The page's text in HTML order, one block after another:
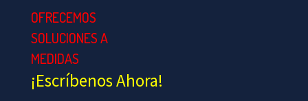
OFRECEMOS
SOLUCIONES A
MEDIDAS
¡Escríbenos Ahora!